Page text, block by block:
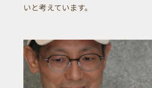
いと考えています。